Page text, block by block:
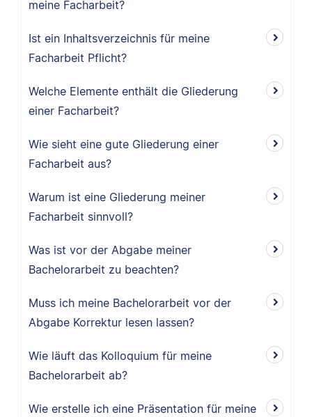
meine Facharbeit?
Ist ein Inhaltsverzeichnis für meine
Facharbeit Pflicht?
Welche Elemente enthält die Gliederung
einer Facharbeit?
Wie sieht eine gute Gliederung einer
Facharbeit aus?
Warum ist eine Gliederung meiner
Facharbeit sinnvoll?
Was ist vor der Abgabe meiner
Bachelorarbeit zu beachten?
Muss ich meine Bachelorarbeit vor der
Abgabe Korrektur lesen lassen?
Wie läuft das Kolloquium für meine
Bachelorarbeit ab?
Wie erstelle ich eine Präsentation für meine